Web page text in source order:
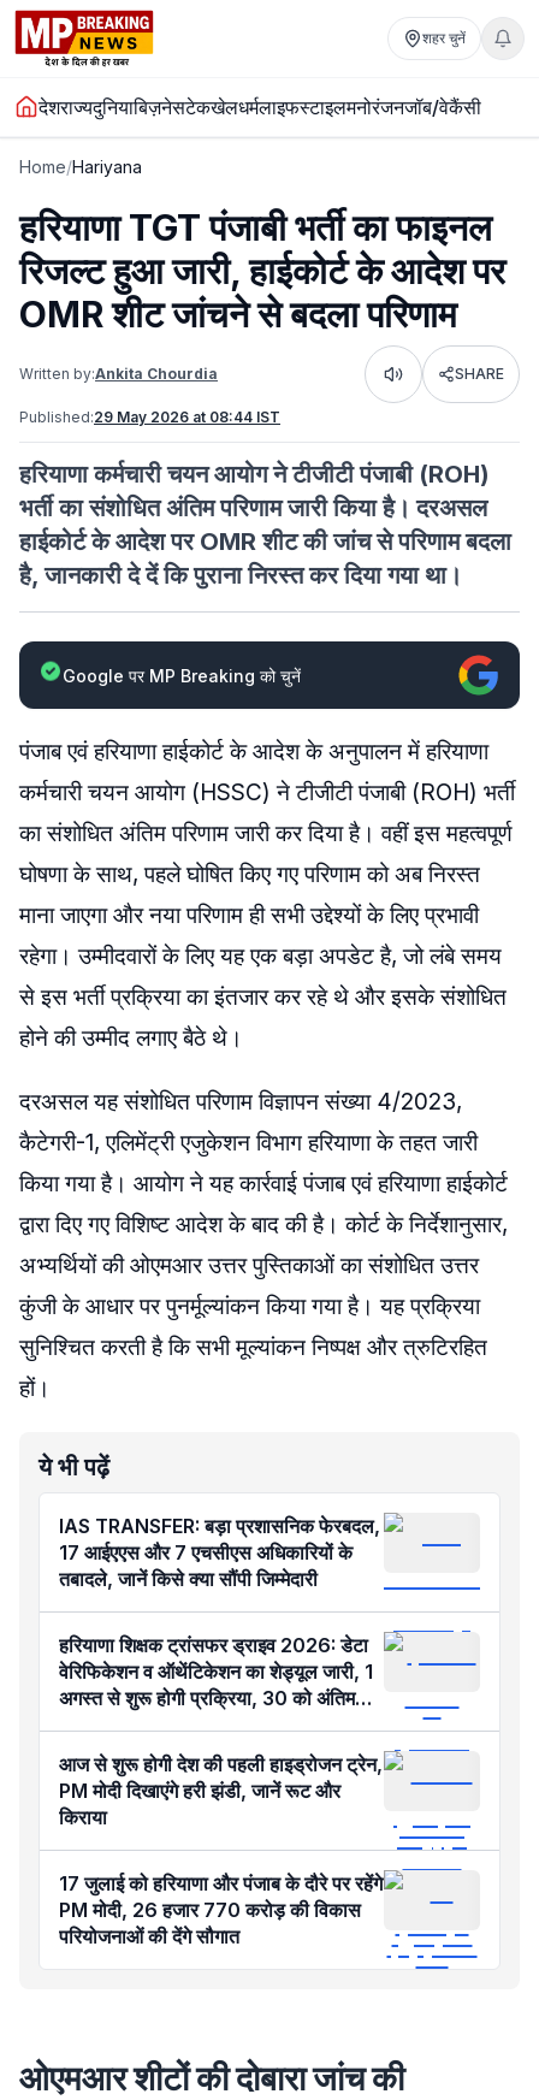
शहर चुनें
देशराज्यदुनियाबिज़नेसटेकखेलधर्मलाइफस्टाइलमनोरंजनजॉब/वेकैंसी
Home/Hariyana
हरियाणा TGT पंजाबी भर्ती का फाइनल
रिजल्ट हुआ जारी, हाईकोर्ट के आदेश पर
OMR शीट जांचने से बदला परिणाम
Written by:Ankita Chourdia Listen SHARE
Published:29 May 2026 at 08:44 IST
हरियाणा कर्मचारी चयन आयोग ने टीजीटी पंजाबी (ROH)
भर्ती का संशोधित अंतिम परिणाम जारी किया है। दरअसल
हाईकोर्ट के आदेश पर OMR शीट की जांच से परिणाम बदला
है, जानकारी दे दें कि पुराना निरस्त कर दिया गया था।
Google पर MP Breaking को चुनें
पंजाब एवं हरियाणा हाईकोर्ट के आदेश के अनुपालन में हरियाणा
कर्मचारी चयन आयोग (HSSC) ने टीजीटी पंजाबी (ROH) भर्ती
का संशोधित अंतिम परिणाम जारी कर दिया है। वहीं इस महत्वपूर्ण
घोषणा के साथ, पहले घोषित किए गए परिणाम को अब निरस्त
माना जाएगा और नया परिणाम ही सभी उद्देश्यों के लिए प्रभावी
रहेगा। उम्मीदवारों के लिए यह एक बड़ा अपडेट है, जो लंबे समय
से इस भर्ती प्रक्रिया का इंतजार कर रहे थे और इसके संशोधित
होने की उम्मीद लगाए बैठे थे।
दरअसल यह संशोधित परिणाम विज्ञापन संख्या 4/2023,
कैटेगरी-1, एलिमेंट्री एजुकेशन विभाग हरियाणा के तहत जारी
किया गया है। आयोग ने यह कार्रवाई पंजाब एवं हरियाणा हाईकोर्ट
द्वारा दिए गए विशिष्ट आदेश के बाद की है। कोर्ट के निर्देशानुसार,
अभ्यर्थियों की ओएमआर उत्तर पुस्तिकाओं का संशोधित उत्तर
कुंजी के आधार पर पुनर्मूल्यांकन किया गया है। यह प्रक्रिया
सुनिश्चित करती है कि सभी मूल्यांकन निष्पक्ष और त्रुटिरहित
हों।
ये भी पढ़ें
IAS TRANSFER: बड़ा प्रशासनिक फेरबदल,
17 आईएएस और 7 एचसीएस अधिकारियों के
तबादले, जानें किसे क्या सौंपी जिम्मेदारी
हरियाणा शिक्षक ट्रांसफर ड्राइव 2026: डेटा
वेरिफिकेशन व ऑथेंटिकेशन का शेड्यूल जारी, 1
अगस्त से शुरू होगी प्रक्रिया, 30 को अंतिम
मेरिट सूची
आज से शुरू होगी देश की पहली हाइड्रोजन ट्रेन,
PM मोदी दिखाएंगे हरी झंडी, जानें रूट और
किराया
17 जुलाई को हरियाणा और पंजाब के दौरे पर रहेंगे
PM मोदी, 26 हजार 770 करोड़ की विकास
परियोजनाओं की देंगे सौगात
ओएमआर शीटों की दोबारा जांच की